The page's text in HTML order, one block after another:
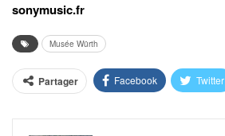
sonymusic.fr
Musée Würth
Partager Facebook Twitter